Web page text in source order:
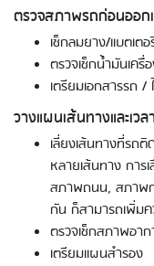
ตรวจสภาพรถก่อนออก
เช็กลมยาง/แบตเต
ตรวจเช็กน้ำมันเครื่
เตรียมเอกสารรถ
วางแผนเส้นทางและเว
เลี่ยงเส้นทางที่รถ
หลายเส้นทาง การ
สภาพถนน, สภาพก
กัน ก็สามารถเพิ่ม
ตรวจเช็กสภาพอา
เตรียมแผนสำรอง